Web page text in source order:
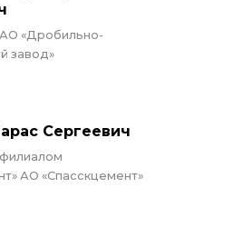
«Дробильно-
завод»
Сергеевич
АО «Спасскцемент»